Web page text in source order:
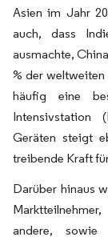
Asien im Jahr
auch, dass
ausmachte,
% der
häufig eine
Intensivstation
Geräten steigt
treibende Kraft
Darüber hinaus
andere, sowie